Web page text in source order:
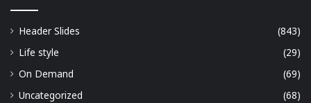
Header Slides
(843)
Life style
(29)
On Demand
(69)
Uncategorized
(68)